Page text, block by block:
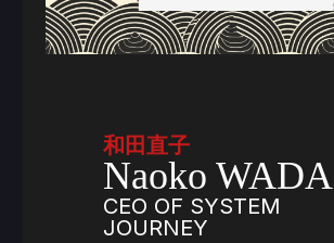
和田直子
Naoko WADA
CEO OF SYSTEM
JOURNEY